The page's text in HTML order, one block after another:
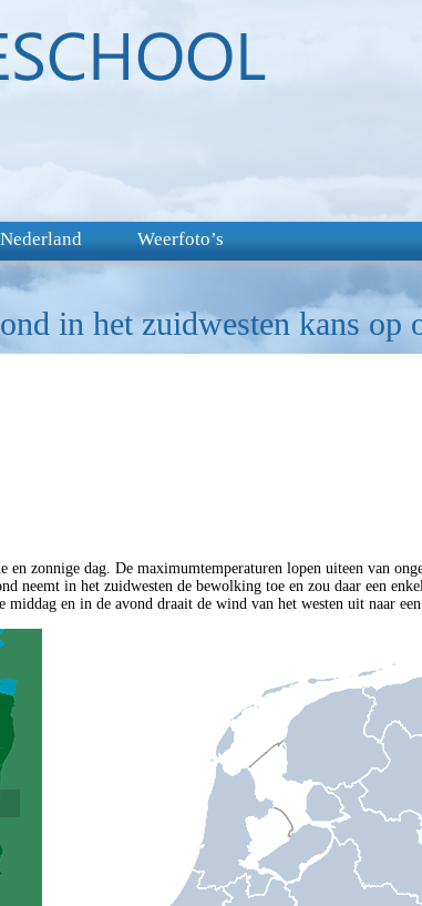
Weerfoto’s
in het zuidwesten kans op
en zonnige dag. De maximumtemperaturen lopen uiteen van
neemt in het zuidwesten de bewolking toe en zou daar een
en in de avond draait de wind van het westen uit naar